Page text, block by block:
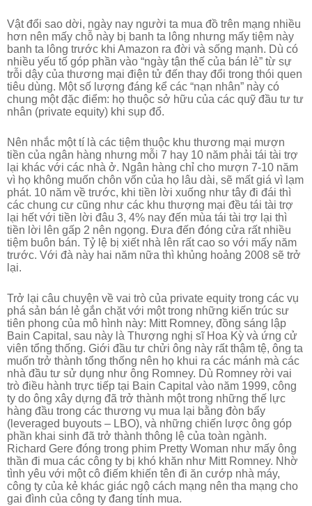
Vật đổi sao dời, ngày nay người ta mua đồ trên mạng nhiều
hơn nên mấy chỗ này bị banh ta lông nhưng mấy tiệm này
banh ta lông trước khi Amazon ra đời và sống mạnh. Dù có
nhiều yếu tố góp phần vào “ngày tận thế của bán lẻ” từ sự
trỗi dậy của thương mại điện tử đến thay đổi trong thói quen
tiêu dùng. Một số lượng đáng kể các “nạn nhân” này có
chung một đặc điểm: họ thuộc sở hữu của các quỹ đầu tư tư
nhân (private equity) khi sụp đổ.
Nên nhắc một tí là các tiệm thuộc khu thương mại mượn
tiền của ngân hàng nhưng mỗi 7 hay 10 năm phải tái tài trợ
lại khác với các nhà ở. Ngân hàng chỉ cho mượn 7-10 năm
vì họ không muốn chôn vốn của họ lâu dài, sẽ mất giá vì lạm
phát. 10 năm về trước, khi tiền lời xuống như tây đi đái thì
các chung cư cũng như các khu thượng mại đều tái tài trợ
lại hết với tiền lời đâu 3, 4% nay đến mùa tái tài trợ lại thì
tiền lời lên gấp 2 nên ngọng. Đưa đến đóng cửa rất nhiều
tiệm buôn bán. Tỷ lệ bị xiết nhà lên rất cao so với mấy năm
trước. Với đà này hai năm nữa thì khủng hoảng 2008 sẽ trở
lại.
Trở lại câu chuyện về vai trò của private equity trong các vụ
phá sản bán lẻ gắn chặt với một trong những kiến trúc sư
tiên phong của mô hình này: Mitt Romney, đồng sáng lập
Bain Capital, sau này là Thượng nghị sĩ Hoa Kỳ và ứng cử
viên tổng thống. Giới đầu tư chửi ông này rất thậm tệ, ông ta
muốn trở thành tổng thống nên họ khui ra các mánh mà các
nhà đầu tư sử dụng như ông Romney. Dù Romney rời vai
trò điều hành trực tiếp tại Bain Capital vào năm 1999, công
ty do ông xây dựng đã trở thành một trong những thế lực
hàng đầu trong các thương vụ mua lại bằng đòn bẩy
(leveraged buyouts – LBO), và những chiến lược ông góp
phần khai sinh đã trở thành thông lệ của toàn ngành.
Richard Gere đóng trong phim Pretty Woman như mấy ông
thần đi mua các công ty bị khó khăn như Mitt Romney. Nhờ
tình yêu với một cô điếm khiến tên đi ăn cướp nhà máy,
công ty của kẻ khác giác ngộ cách mạng nên tha mạng cho
gai đình của công ty đang tính mua.